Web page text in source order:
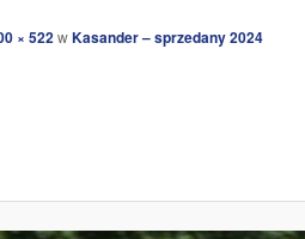
× 522wKasander – sprzedany 2024